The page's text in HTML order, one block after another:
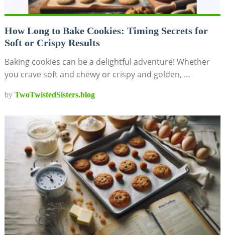
How Long to Bake Cookies: Timing Secrets for
Soft or Crispy Results
Baking cookies can be a delightful adventure! Whether
you crave soft and chewy or crispy and golden, …
by TwoTwistedSisters.blog